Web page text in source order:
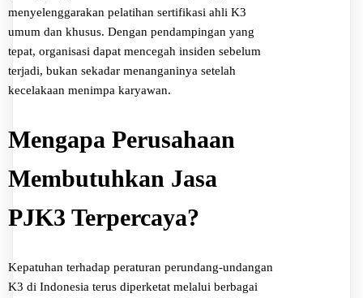
menyelenggarakan pelatihan sertifikasi ahli K3
umum dan khusus. Dengan pendampingan yang
tepat, organisasi dapat mencegah insiden sebelum
terjadi, bukan sekadar menanganinya setelah
kecelakaan menimpa karyawan.
Mengapa Perusahaan
Membutuhkan Jasa
PJK3 Terpercaya?
Kepatuhan terhadap peraturan perundang-undangan
K3 di Indonesia terus diperketat melalui berbagai